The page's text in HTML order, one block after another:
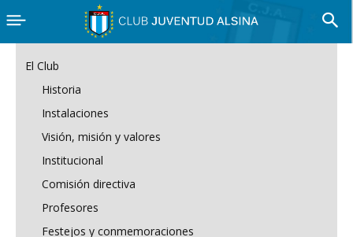
El Club
Historia
Instalaciones
Visión, misión y valores
Institucional
Comisión directiva
Profesores
Festejos y conmemoraciones